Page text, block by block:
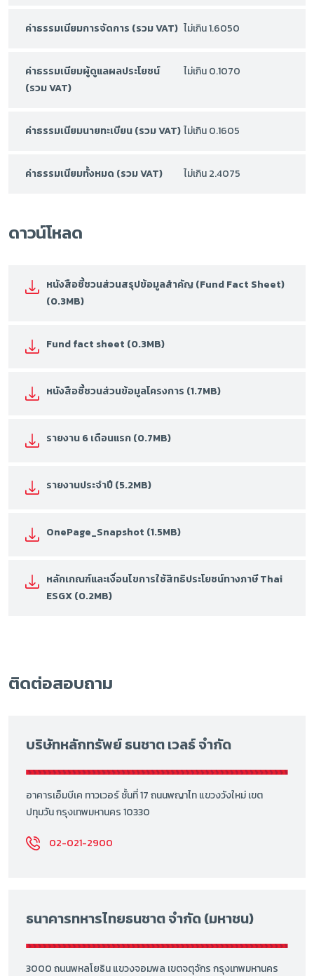
ค่าธรรมเนียมการจัดการ (รวม VAT) ไม่เกิน 1.6050
ค่าธรรมเนียมผู้ดูแลผลประโยชน์
(รวม VAT)
ไม่เกิน 0.1070
ค่าธรรมเนียมนายทะเบียน (รวม VAT)ไม่เกิน 0.1605
ค่าธรรมเนียมทั้งหมด (รวม VAT) ไม่เกิน 2.4075
ดาวน์โหลด
หนังสือชี้ชวนส่วนสรุปข้อมูลสำคัญ (Fund Fact Sheet)
(0.3MB)
Fund fact sheet (0.3MB)
หนังสือชี้ชวนส่วนข้อมูลโครงการ (1.7MB)
รายงาน 6 เดือนแรก (0.7MB)
รายงานประจำปี (5.2MB)
OnePage_Snapshot (1.5MB)
หลักเกณฑ์และเงื่อนไขการใช้สิทธิประโยชน์ทางภาษี Thai
ESGX (0.2MB)
ติดต่อสอบถาม
บริษัทหลักทรัพย์ ธนชาต เวลธ์ จำกัด
อาคารเอ็มบีเค ทาวเวอร์ ชั้นที่ 17 ถนนพญาไท แขวงวังใหม่ เขต
ปทุมวัน กรุงเทพมหานคร 10330
02-021-2900
ธนาคารทหารไทยธนชาต จำกัด (มหาชน)
3000 ถนนพหลโยธิน แขวงจอมพล เขตจตุจักร กรุงเทพมหานคร